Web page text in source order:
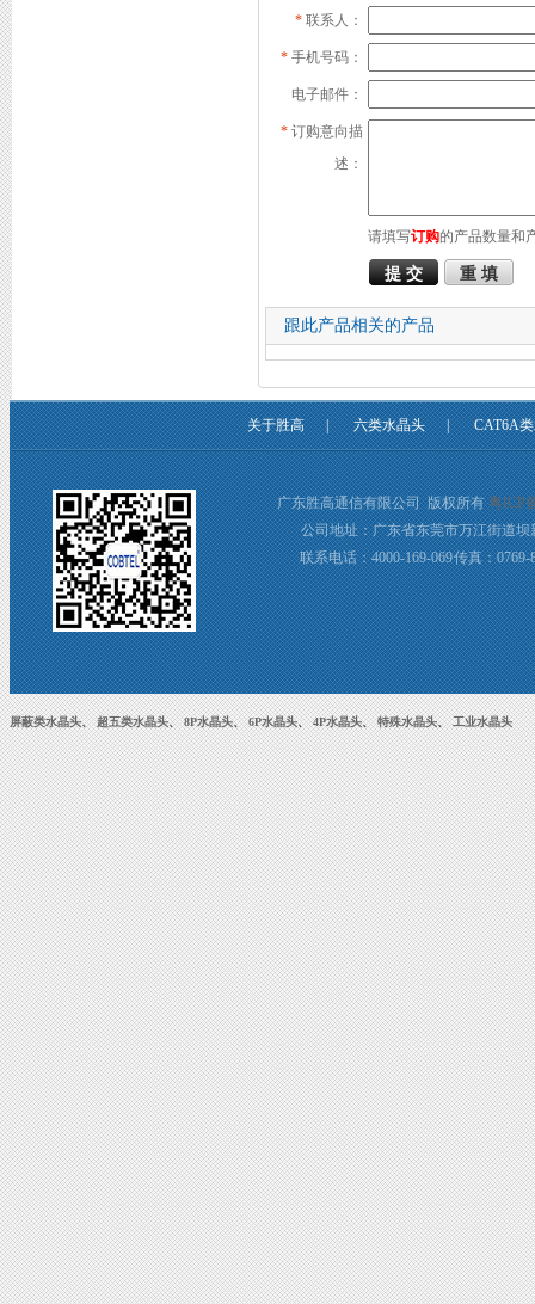
* 联系人：
* 手机号码：
电子邮件：
* 订购意向描
述：
请填写订购的产品数量和
跟此产品相关的产品
关于胜高 | 六类水晶头 | CAT6A
广东胜高通信有限公司 版权所有粤ICP
公司地址：广东省东莞市万江街道坝
联系电话：4000-169-069 传真：0769-
屏蔽类水晶头、超五类水晶头、8P水晶头、6P水晶头、4P水晶头、特殊水晶头、工业水晶头